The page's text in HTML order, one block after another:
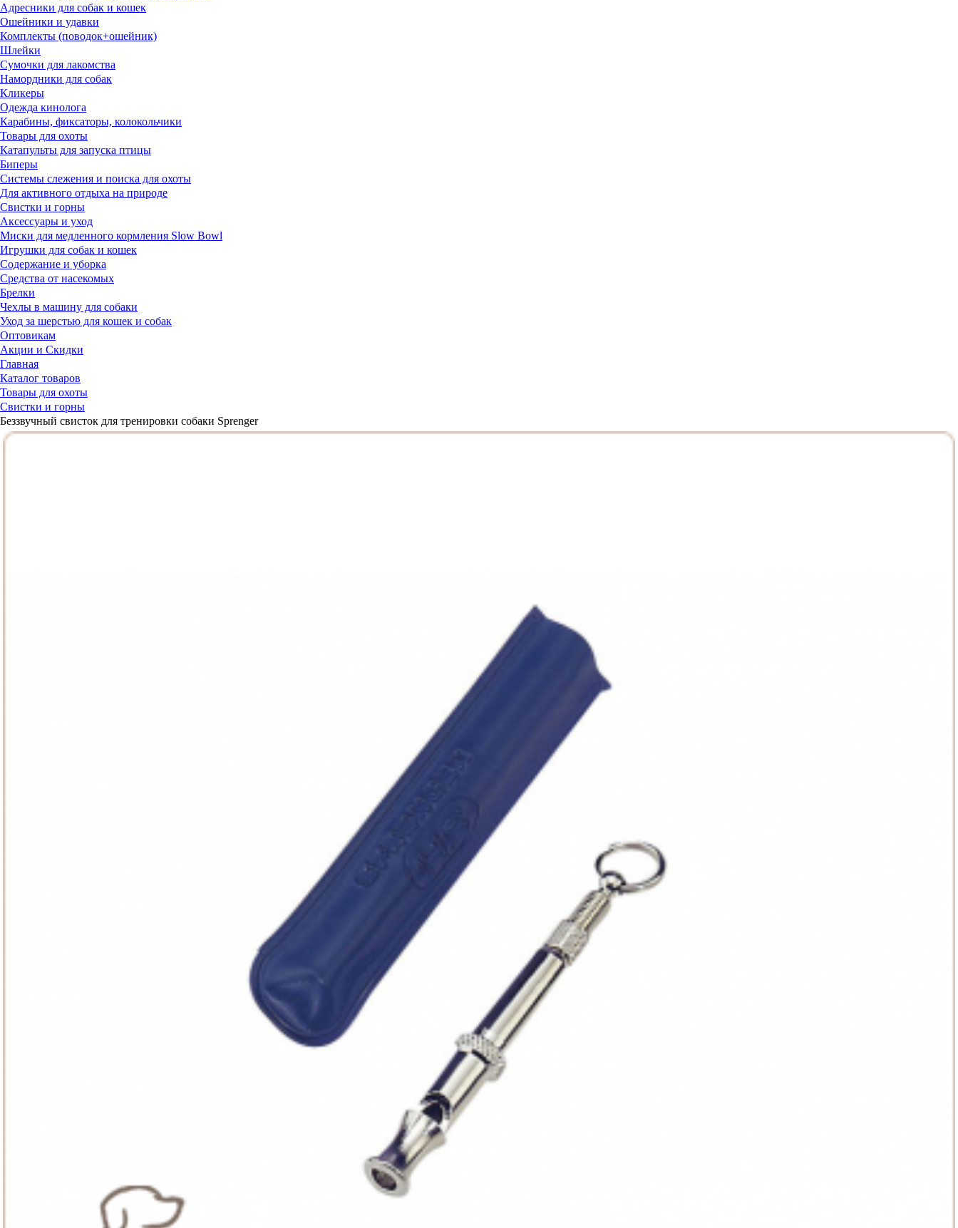
Адресники для собак и кошек
Ошейники и удавки
Комплекты (поводок+ошейник)
Шлейки
Сумочки для лакомства
Намордники для собак
Кликеры
Одежда кинолога
Карабины, фиксаторы, колокольчики
Товары для охоты
Катапульты для запуска птицы
Биперы
Системы слежения и поиска для охоты
Для активного отдыха на природе
Свистки и горны
Аксессуары и уход
Миски для медленного кормления Slow Bowl
Игрушки для собак и кошек
Содержание и уборка
Средства от насекомых
Брелки
Чехлы в машину для собаки
Уход за шерстью для кошек и собак
Оптовикам
Акции и Скидки
Главная
Каталог товаров
Товары для охоты
Свистки и горны
Беззвучный свисток для тренировки собаки Sprenger